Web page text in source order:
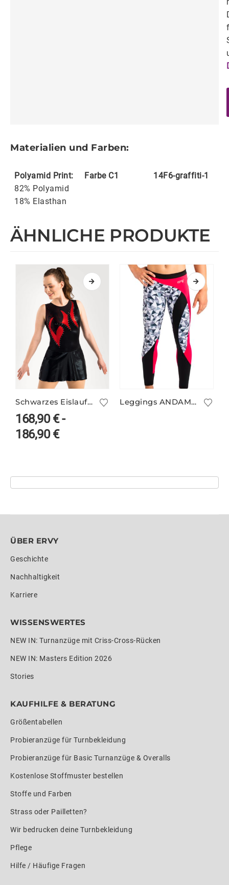
Materialien und Farben:
Polyamid Print:
82% Polyamid
18% Elasthan
Farbe C1 14F6-graffiti-1
ÄHNLICHE PRODUKTE
Schwarzes Eislauf- und Tanzkleid WEGA ohne Arm
168,90€-
186,90€
Leggings ANDAMAN/2
ÜBER ERVY
Geschichte
Nachhaltigkeit
Karriere
WISSENSWERTES
NEW IN: Turnanzüge mit Criss-Cross-Rücken
NEW IN: Masters Edition 2026
Stories
KAUFHILFE & BERATUNG
Größentabellen
Probieranzüge für Turnbekleidung
Probieranzüge für Basic Turnanzüge & Overalls
Kostenlose Stoffmuster bestellen
Stoffe und Farben
Strass oder Pailletten?
Wir bedrucken deine Turnbekleidung
Pflege
Hilfe / Häufige Fragen